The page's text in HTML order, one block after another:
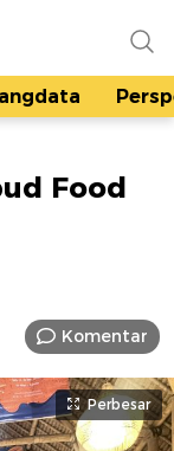
Food
Komentar
Perbesar